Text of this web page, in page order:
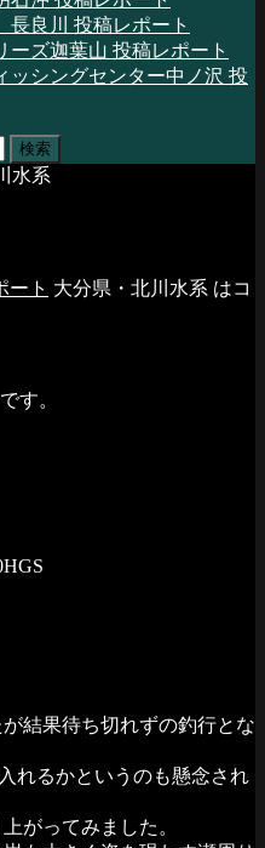
良川 投稿レポート
ーズ迦葉山 投稿レポート
ッシングセンター中ノ沢 投
水系
ート 大分県・北川水系 はコ
す。
結果待ち切れずの釣行とな
れるかというのも懸念され
がってみました。